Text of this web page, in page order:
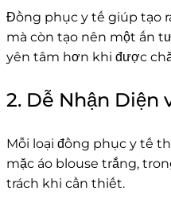
Đồng phục y tế giúp tạo
mà còn tạo nên một ấn
yên tâm hơn khi được
2. Dễ Nhận Diện
Mỗi loại đồng phục y tế
mặc áo blouse trắng,
trách khi cần thiết.